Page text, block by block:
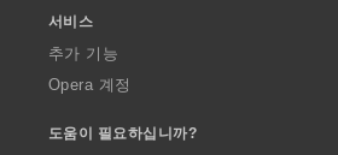
서비스
추가 기능
Opera 계정
도움이 필요하십니까?